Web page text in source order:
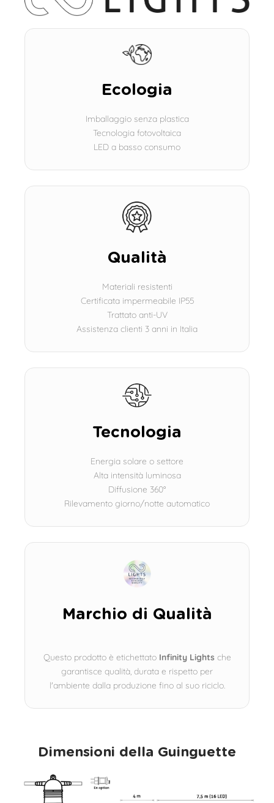
Ecologia
Imballaggio senza plastica
Tecnologia fotovoltaica
LED a basso consumo
Qualità
Materiali resistenti
Certificata impermeabile IP55
Trattato anti-UV
Assistenza clienti 3 anni in Italia
Tecnologia
Energia solare o settore
Alta intensità luminosa
Diffusione 360°
Rilevamento giorno/notte automatico
Marchio di Qualità
Questo prodotto è etichettato Infinity Lights che
garantisce qualità, durata e rispetto per
l'ambiente dalla produzione fino al suo riciclo.
Dimensioni della Guinguette